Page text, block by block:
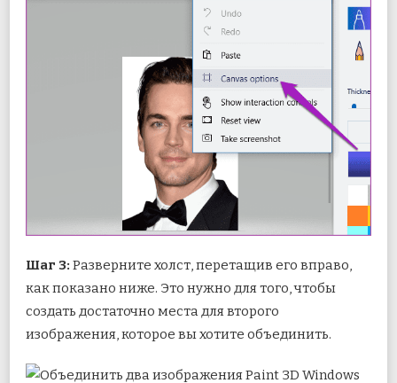
Шаг 3: Разверните холст, перетащив его вправо,
как показано ниже. Это нужно для того, чтобы
создать достаточно места для второго
изображения, которое вы хотите объединить.